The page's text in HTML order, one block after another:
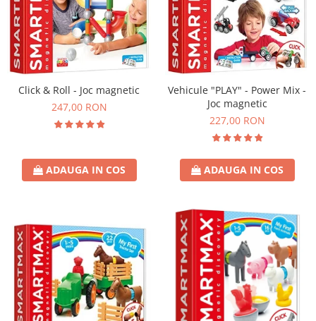
Click & Roll - Joc magnetic
247,00 RON
ADAUGA IN COS
Vehicule "PLAY" - Power Mix -
Joc magnetic
227,00 RON
ADAUGA IN COS